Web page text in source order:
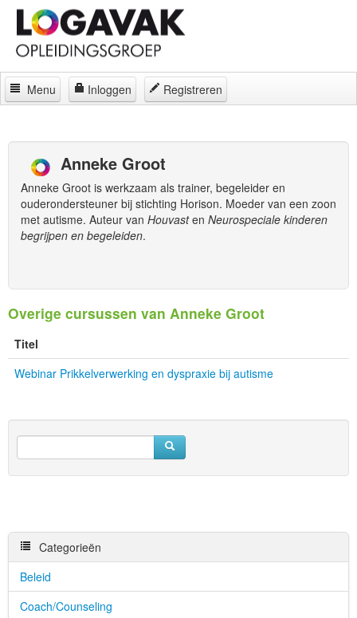
Menu Inloggen
Registreren
Curatorium
Regelingen
Locaties
Over
Anneke Groot
Anneke Groot is werkzaam als trainer, begeleider en
ouderondersteuner bij stichting Horison. Moeder van een zoon
met autisme. Auteur van Houvasten Neurospeciale kinderen
begrijpen en begeleiden.
Overige cursussen van Anneke Groot
Titel
Webinar Prikkelverwerking en dyspraxie bij autisme
Categorieën
Beleid
Coach/Counseling